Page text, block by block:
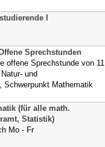
I
Sprechstunden
offene Sprechstunde von 11
und
Schwerpunkt Mathematik
(für alle math.
Statistik)
Mo - Fr